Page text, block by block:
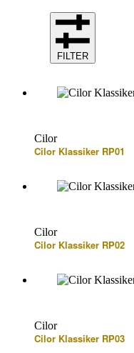
FILTER
Cilor
Cilor Klassiker RP01
Cilor
Cilor Klassiker RP02
Cilor
Cilor Klassiker RP03